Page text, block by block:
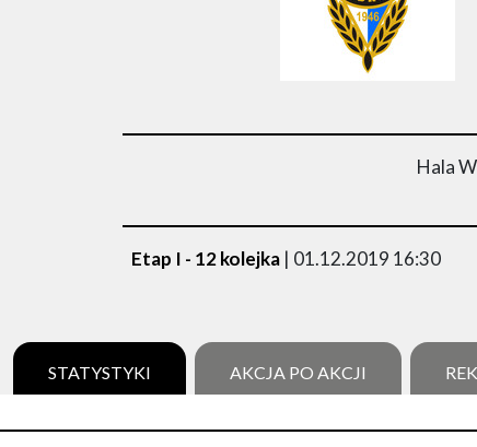
Hala
Etap I - 12 kolejka | 01.12.2019 16:30
STATYSTYKI AKCJA PO AKCJI